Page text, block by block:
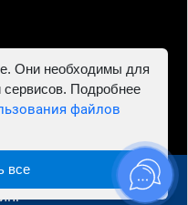
ИНН 781302555843,
- Автосервис "Евро
Они необходимы для
Подробнее
файлов
все